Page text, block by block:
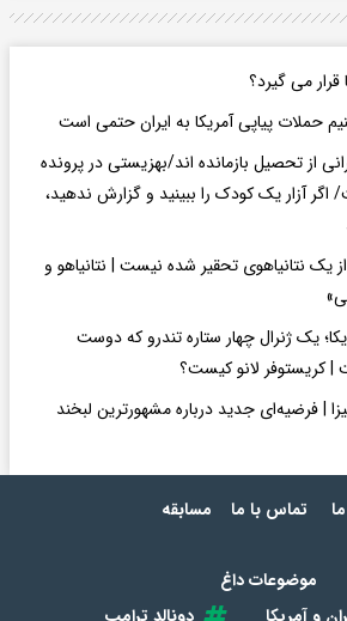
قرار می گیرد؟
حملات پیاپی آمریکا به ایران حتمی است
از تحصیل بازمانده اند/بهزیستی در پرونده
آزار یک کودک را ببینید و گزارش ندهید،
یک نتانیاهوی تحقیر شده نیست | نتانیاهو و
یک ژنرال چهار ستاره تندرو که دوست
لانو کیست؟
| فرضیه‌ای جدید درباره مشهورترین لبخند
تماس با ما مسابقه
موضوعات داغ